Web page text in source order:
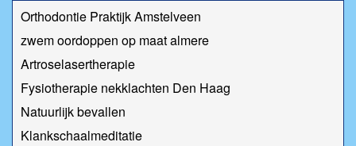
Orthodontie Praktijk Amstelveen
zwem oordoppen op maat almere
Artroselasertherapie
Fysiotherapie nekklachten Den Haag
Natuurlijk bevallen
Klankschaalmeditatie